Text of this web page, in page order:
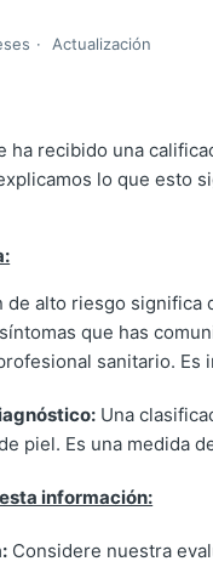
Actualización
ha recibido una
lo que esto
de alto riesgo significa
que has
sanitario. Es
Una
piel. Es una medida
información:
Considere nuestra